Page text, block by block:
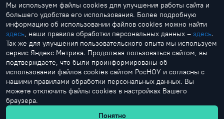
vopros@rosnou.ru
Горячая линия для абитуриентов
Москва, улица Радио, 22
Главный корпус
by Creonit
Мы используем файлы cookies для улучшения работы сайта и
большего удобства его использования. Более подробную
информацию об использовании файлов cookies можно найти
здесь, наши правила обработки персональных данных – здесь.
Так же для улучшения пользовательского опыта мы используем
сервис Яндекс Метрика. Продолжая пользоваться сайтом, вы
подтверждаете, что были проинформированы об
использовании файлов cookies сайтом РосНОУ и согласны с
нашими правилами обработки персональных данных. Вы
можете отключить файлы cookies в настройках Вашего
браузера.
Понятно